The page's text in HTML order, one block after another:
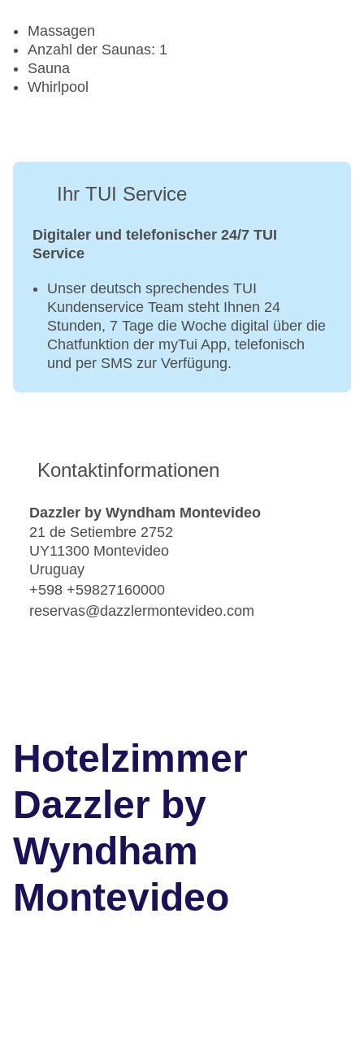
Massagen
Anzahl der Saunas: 1
Sauna
Whirlpool
Ihr TUI Service
Digitaler und telefonischer 24/7 TUI
Service
Unser deutsch sprechendes TUI
Kundenservice Team steht Ihnen 24
Stunden, 7 Tage die Woche digital über die
Chatfunktion der myTui App, telefonisch
und per SMS zur Verfügung.
Kontaktinformationen
Dazzler by Wyndham Montevideo
21 de Setiembre 2752
UY11300 Montevideo
Uruguay
+598 +59827160000
reservas@dazzlermontevideo.com
Hotelzimmer
Dazzler by
Wyndham
Montevideo